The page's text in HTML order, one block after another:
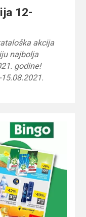
12-
akcija
najbolja
godine!